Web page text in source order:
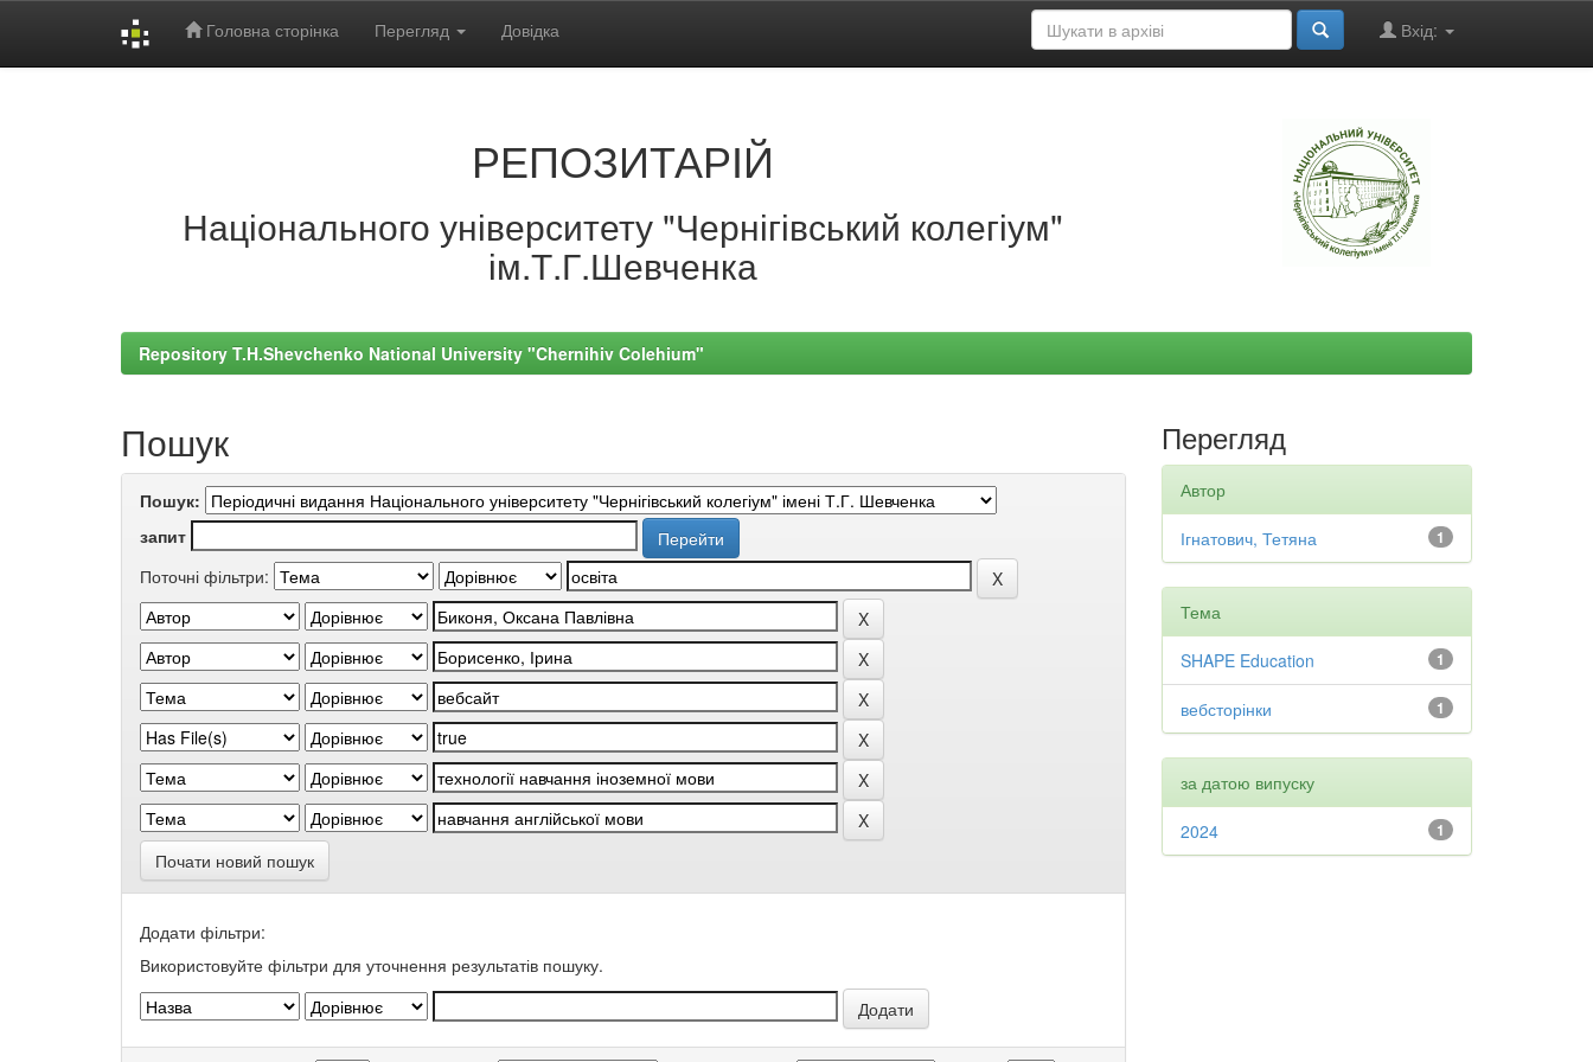
Головна сторінка Перегляд Довідка Вхід:
РЕПОЗИТАРІЙ
Національного університету "Чернігівський колегіум"
ім.Т.Г.Шевченка
Repository T.H.Shevchenko National University "Chernihiv Colehium"
Пошук
Пошук:
запит
Поточні фільтри:
Почати новий пошук
Додати фільтри:
Використовуйте фільтри для уточнення результатів пошуку.
Перегляд
Автор
1
Ігнатович, Тетяна
Тема
1
SHAPE Education
1
вебсторінки
за датою випуску
1
2024